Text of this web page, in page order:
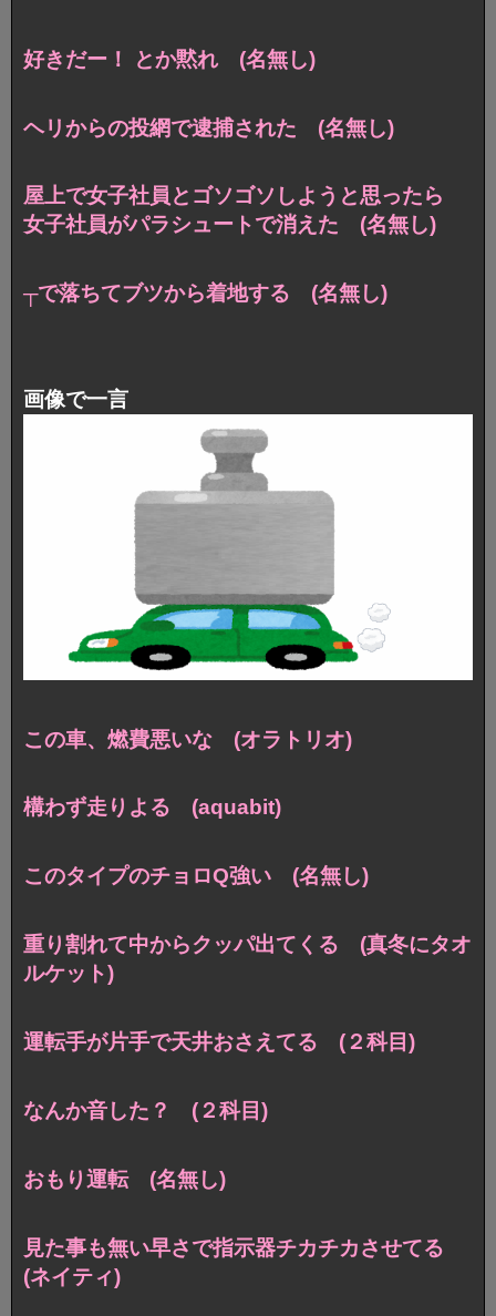
好きだー！ とか黙れ (名無し)
ヘリからの投網で逮捕された (名無し)
屋上で女子社員とゴソゴソしようと思ったら
女子社員がパラシュートで消えた (名無し)
┬で落ちてブツから着地する (名無し)
画像で一言
この車、燃費悪いな (オラトリオ)
構わず走りよる (aquabit)
このタイプのチョロQ強い (名無し)
重り割れて中からクッパ出てくる (真冬にタオ
ルケット)
運転手が片手で天井おさえてる (２科目)
なんか音した？ (２科目)
おもり運転 (名無し)
見た事も無い早さで指示器チカチカさせてる
(ネイティ)